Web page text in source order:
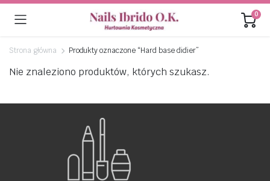
0
Strona główna Produkty oznaczone “Hard base didier”
Nie znaleziono produktów, których szukasz.